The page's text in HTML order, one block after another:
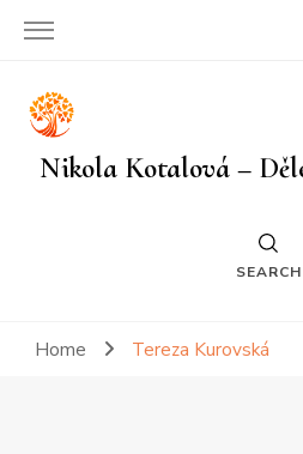
Nikola Kotalová –
SEARCH
Home Tereza Kurovská